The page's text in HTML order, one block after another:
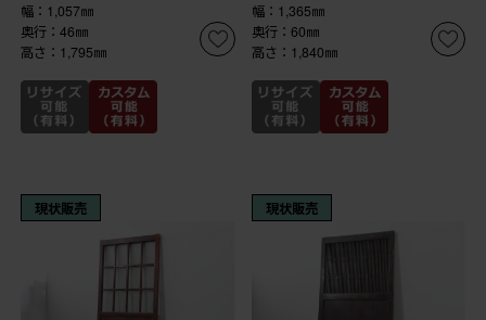
幅：1,057㎜
奥行：46㎜
高さ：1,795㎜
幅：1,365㎜
奥行：60㎜
高さ：1,840㎜
現状販売 現状販売